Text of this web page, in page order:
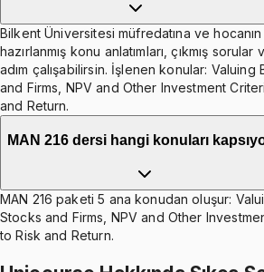
Bilkent Üniversitesi müfredatına ve
hazırlanmış konu anlatımları, çıkmış
adım çalışabilirsin. İşlenen konular:
and Firms, NPV and Other Investment
and Return.
MAN 216 dersi hangi konuları
MAN 216 paketi 5 ana konudan oluşur:
Stocks and Firms, NPV and Other
to Risk and Return.